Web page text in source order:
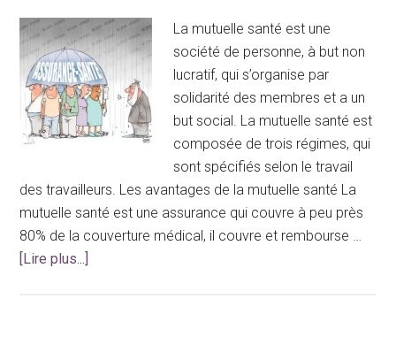
La mutuelle santé est une
société de personne, à but non
lucratif, qui s’organise par
solidarité des membres et a un
but social. La mutuelle santé est
composée de trois régimes, qui
sont spécifiés selon le travail
des travailleurs. Les avantages de la mutuelle santé La
mutuelle santé est une assurance qui couvre à peu près
80% de la couverture médical, il couvre et rembourse …
[Lire plus...]